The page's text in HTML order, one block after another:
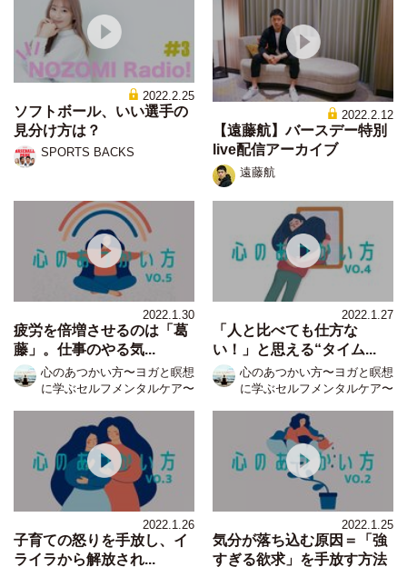
2022.2.25
ソフトボール、いい選手の
見分け方は？
SPORTS BACKS
2022.2.12
【遠藤航】バースデー特別
live配信アーカイブ
遠藤航
2022.1.30
疲労を倍増させるのは「葛
藤」。仕事のやる気...
心のあつかい方〜ヨガと瞑想
に学ぶセルフメンタルケア〜
2022.1.27
「人と比べても仕方な
い！」と思える“タイム...
心のあつかい方〜ヨガと瞑想
に学ぶセルフメンタルケア〜
2022.1.26
子育ての怒りを手放し、イ
ライラから解放され...
2022.1.25
気分が落ち込む原因＝「強
すぎる欲求」を手放す方法